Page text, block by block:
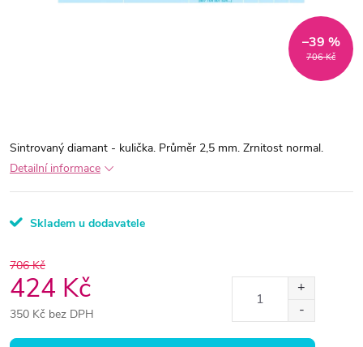
706 Kč
–39 %
Sintrovaný diamant - kulička. Průměr 2,5 mm. Zrnitost normal.
Detailní informace
Skladem u dodavatele
706 Kč
424 Kč
350 Kč bez DPH